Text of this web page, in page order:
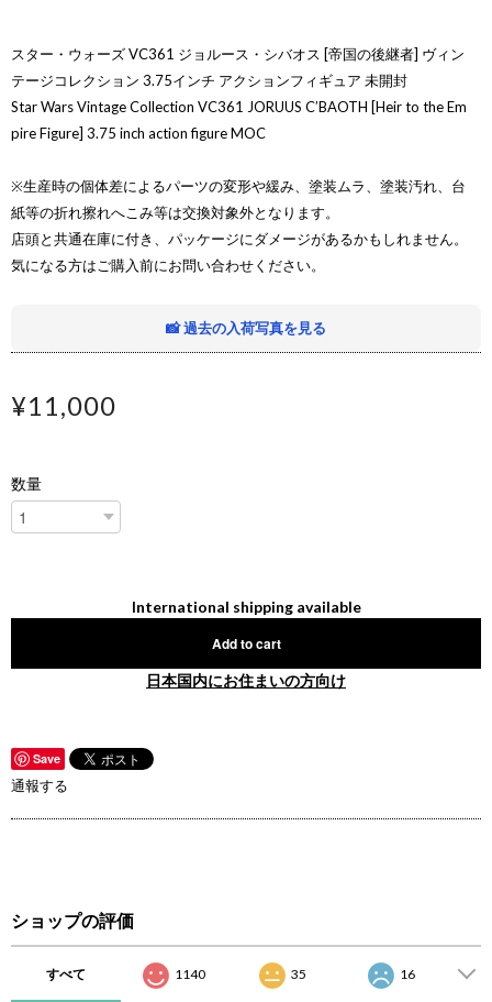
スター・ウォーズ VC361 ジョルース・シバオス [帝国の後継者] ヴィン
テージコレクション 3.75インチ アクションフィギュア 未開封
Star Wars Vintage Collection VC361 JORUUS C’BAOTH [Heir to the Em
pire Figure] 3.75 inch action figure MOC
※生産時の個体差によるパーツの変形や緩み、塗装ムラ、塗装汚れ、台
紙等の折れ擦れへこみ等は交換対象外となります。
店頭と共通在庫に付き、パッケージにダメージがあるかもしれません。
気になる方はご購入前にお問い合わせください。
📸 過去の入荷写真を見る
¥11,000
数量
International shipping available
Add to cart
日本国内にお住まいの方向け
Save
通報する
ショップの評価
すべて 1140 35 16